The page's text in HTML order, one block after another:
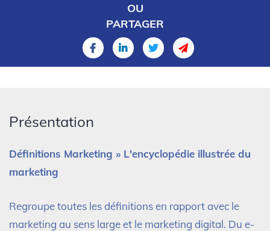
OU
PARTAGER
Présentation
Définitions Marketing » L'encyclopédie illustrée du
marketing
Regroupe toutes les définitions en rapport avec le
marketing au sens large et le marketing digital. Du e-